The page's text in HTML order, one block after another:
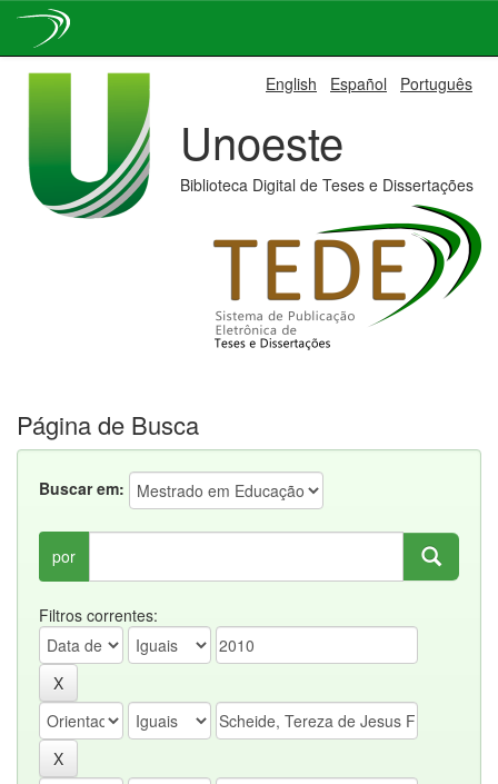
English Español Português
Unoeste
Biblioteca Digital de Teses e Dissertações
Página de Busca
Buscar em:
por
Filtros correntes: